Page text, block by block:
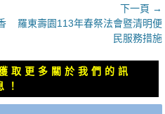
下一頁 →
文
章：
羅東壽園113年春祭法會暨清明便
民服務措施
取更多關於我們的訊
！